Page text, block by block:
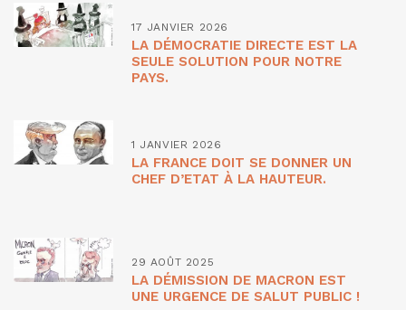
17 JANVIER 2026
LA DÉMOCRATIE DIRECTE EST LA
SEULE SOLUTION POUR NOTRE
PAYS.
1 JANVIER 2026
LA FRANCE DOIT SE DONNER UN
CHEF D’ETAT À LA HAUTEUR.
29 AOÛT 2025
LA DÉMISSION DE MACRON EST
UNE URGENCE DE SALUT PUBLIC !